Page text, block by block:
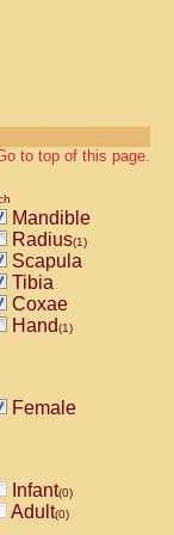
to top of this page.
Mandible
Radius(1)
Scapula
Tibia
Coxae
Hand(1)
Female
Infant(0)
Adult(0)